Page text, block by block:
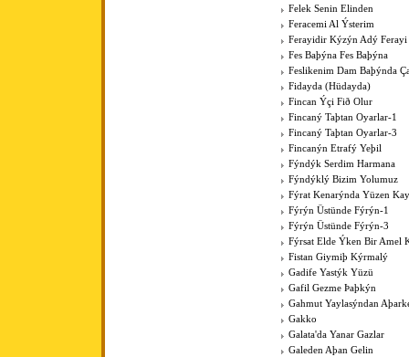
Felek Senin Elinden
Feracemi Al Ýsterim
Ferayidir Kýzýn Adý Ferayi
Fes Baþýna Fes Baþýna
Feslikenim Dam Baþýnda
Fidayda (Hüdayda)
Fincan Ýçi Fið Olur
Fincaný Taþtan Oyarlar-1
Fincaný Taþtan Oyarlar-3
Fincanýn Etrafý Yeþil
Fýndýk Serdim Harmana
Fýndýklý Bizim Yolumuz
Fýrat Kenarýnda Yüzen
Fýrýn Üstünde Fýrýn-1
Fýrýn Üstünde Fýrýn-3
Fýrsat Elde Ýken Bir Amel
Fistan Giymiþ Kýrmalý
Gadife Yastýk Yüzü
Gafil Gezme Þaþkýn
Gahmut Yaylasýndan
Gakko
Galata'da Yanar Gazlar
Galeden Aþan Gelin